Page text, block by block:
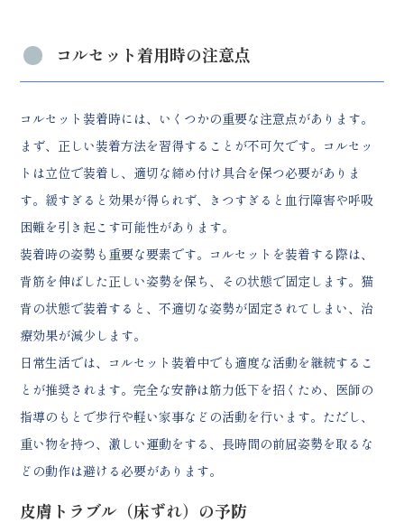
コルセット着用時の注意点
コルセット装着時には、いくつかの重要な注意点があります。
まず、正しい装着方法を習得することが不可欠です。コルセッ
トは立位で装着し、適切な締め付け具合を保つ必要がありま
す。緩すぎると効果が得られず、きつすぎると血行障害や呼吸
困難を引き起こす可能性があります。
装着時の姿勢も重要な要素です。コルセットを装着する際は、
背筋を伸ばした正しい姿勢を保ち、その状態で固定します。猫
背の状態で装着すると、不適切な姿勢が固定されてしまい、治
療効果が減少します。
日常生活では、コルセット装着中でも適度な活動を継続するこ
とが推奨されます。完全な安静は筋力低下を招くため、医師の
指導のもとで歩行や軽い家事などの活動を行います。ただし、
重い物を持つ、激しい運動をする、長時間の前屈姿勢を取るな
どの動作は避ける必要があります。
皮膚トラブル（床ずれ）の予防